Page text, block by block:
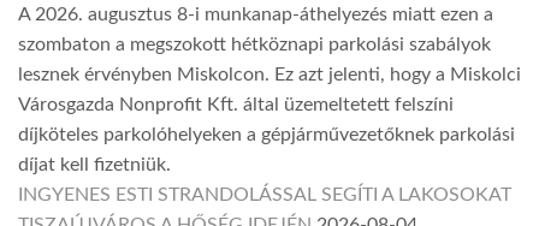
A 2026. augusztus 8-i munkanap-áthelyezés miatt ezen a
szombaton a megszokott hétköznapi parkolási szabályok
lesznek érvényben Miskolcon. Ez azt jelenti, hogy a Miskolci
Városgazda Nonprofit Kft. által üzemeltetett felszíni
díjköteles parkolóhelyeken a gépjárművezetőknek parkolási
díjat kell fizetniük.
INGYENES ESTI STRANDOLÁSSAL SEGÍTI A LAKOSOKAT